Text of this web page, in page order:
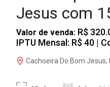
Jesus com
Valor de venda: R$
IPTU Mensal: R$ 40 |
Cachoeira Do Bom Jesus,